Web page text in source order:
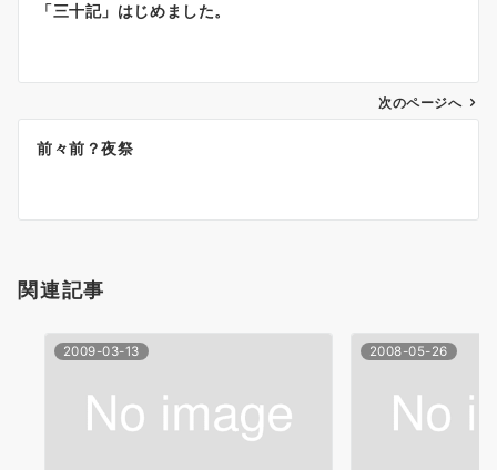
ゲ
シ
ン
「三十記」はじめました。
次のページへ
前々前？夜祭
関連記事
2009-03-13 2008-05-26